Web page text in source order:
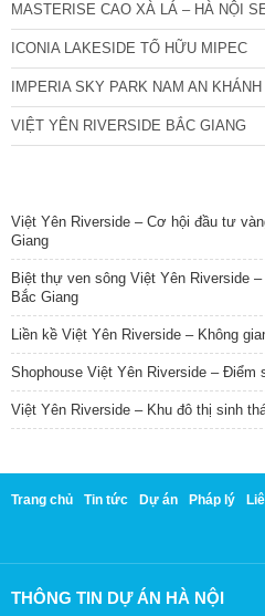
MASTERISE CAO XÀ LÁ – HÀ NỘI
ICONIA LAKESIDE TỐ HỮU MIPEC
IMPERIA SKY PARK NAM AN KHÁNH
VIỆT YÊN RIVERSIDE BẮC GIANG
Việt Yên Riverside – Cơ hội đầu tư
Giang
Biệt thự ven sông Việt Yên Riverside
Bắc Giang
Liền kề Việt Yên Riverside – Không
Shophouse Việt Yên Riverside –
Việt Yên Riverside – Khu đô thị sinh
Trang chủ Tin tức Dự án Pháp lý
THÔNG TIN DỰ ÁN HÀ NỘI